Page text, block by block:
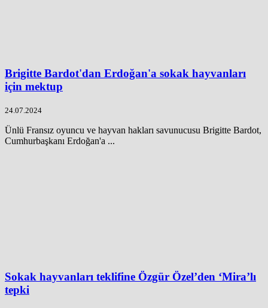
Brigitte Bardot'dan Erdoğan'a sokak hayvanları
için mektup
24.07.2024
Ünlü Fransız oyuncu ve hayvan hakları savunucusu Brigitte Bardot,
Cumhurbaşkanı Erdoğan'a ...
Sokak hayvanları teklifine Özgür Özel’den ‘Mira’lı
tepki